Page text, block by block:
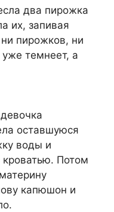
два пирожка
их, запивая
пирожков, ни
уже темнеет, а
оставшуюся
воды и
кроватью. Потом
капюшон и